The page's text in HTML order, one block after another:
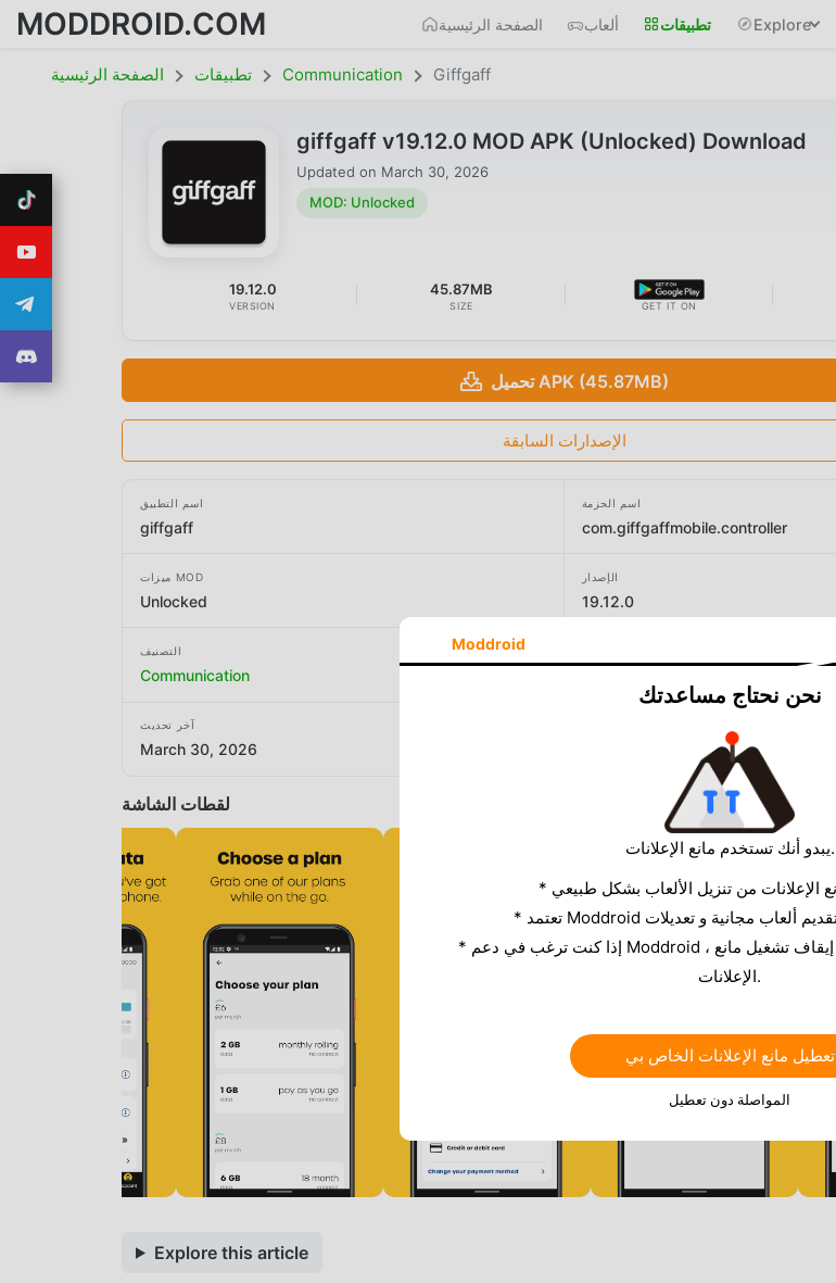
MODDROID.COM الصفحة الرئيسية ألعاب تطبيقات Explore
الصفحة الرئيسية تطبيقات Communication Giffgaff
giffgaff v19.12.0 MOD APK (Unlocked) Download
Updated on March 30, 2026
MOD: Unlocked
19.12.0
VERSION
45.87MB
SIZE GET IT ON
تحميل APK (45.87MB)
الإصدارات السابقة
اسم التطبيق
giffgaff
اسم الحزمة
com.giffgaffmobile.controller
ميزات MOD
Unlocked
الإصدار
19.12.0
التصنيف
Communication
آخر تحديث
March 30, 2026
لقطات الشاشة
Explore this article
Moddroid
نحن نحتاج مساعدتك
يبدو أنك تستخدم مانع الإعلانات.
* إذا كنت ترغب في دعم Moddroid ، فالرجاء دعمنا عن طريق إيقاف تشغيل مانع
الإعلانات.
تعطيل مانع الإعلانات الخاص بي
المواصلة دون تعطيل